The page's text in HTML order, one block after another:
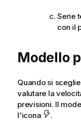
Serie
con il
Modello
Quando si
valutare la
previsioni. Il
l'icona
.